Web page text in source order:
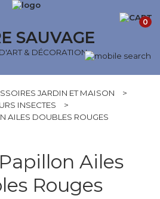
SAUVAGE
& DÉCORATION
0
JARDIN ET MAISON
>
INSECTES
>
AILES DOUBLES ROUGES
Ailes
Rouges